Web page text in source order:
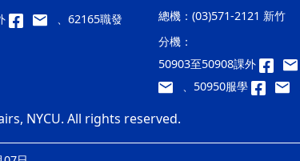
、62165職發
總機：(03)571-2121 新竹
分機：
50903至50908課外
、50950服學
NYCU. All rights reserved.